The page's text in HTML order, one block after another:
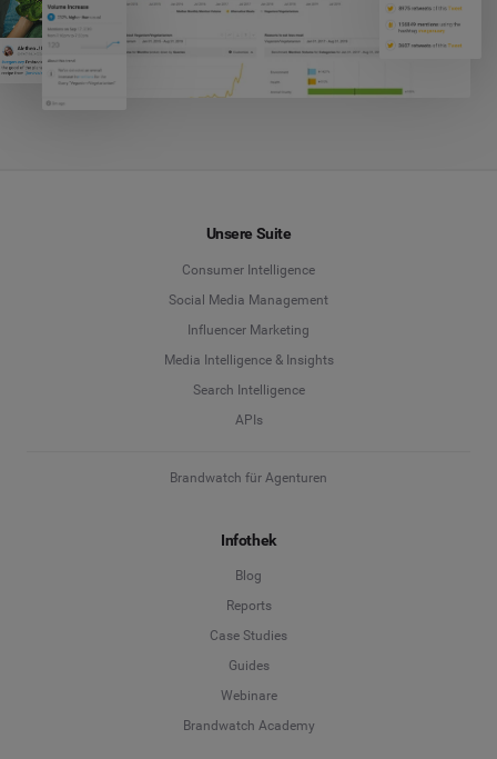
Unsere Suite
Consumer Intelligence
Social Media Management
Influencer Marketing
Media Intelligence & Insights
Search Intelligence
APIs
Brandwatch für Agenturen
Infothek
Blog
Reports
Case Studies
Guides
Webinare
Brandwatch Academy